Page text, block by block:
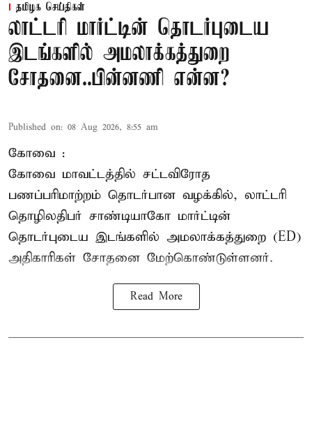
தமிழக செய்திகள்
லாட்டரி மார்ட்டின் தொடர்புடைய
இடங்களில் அமலாக்கத்துறை
சோதனை..பின்னணி என்ன?
Published on: 08 Aug 2026, 8:55 am
கோவை :
கோவை மாவட்டத்தில் சட்டவிரோத
பணப்பரிமாற்றம் தொடர்பான வழக்கில், லாட்டரி
தொழிலதிபர் சாண்டியாகோ மார்ட்டின்
தொடர்புடைய இடங்களில் அமலாக்கத்துறை (ED)
அதிகாரிகள் சோதனை மேற்கொண்டுள்ளனர்.
Read More